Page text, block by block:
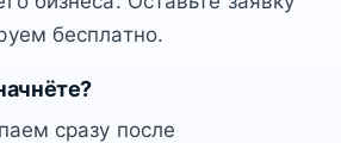
бесплатно.
сразу после